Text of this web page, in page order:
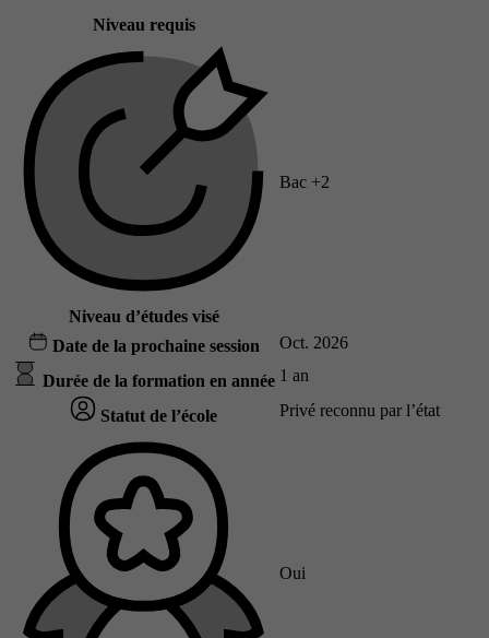
Niveau requis
Niveau d’études visé
Bac +2
Date de la prochaine session Oct. 2026
Durée de la formation en année 1 an
Statut de l’école Privé reconnu par l’état
Oui